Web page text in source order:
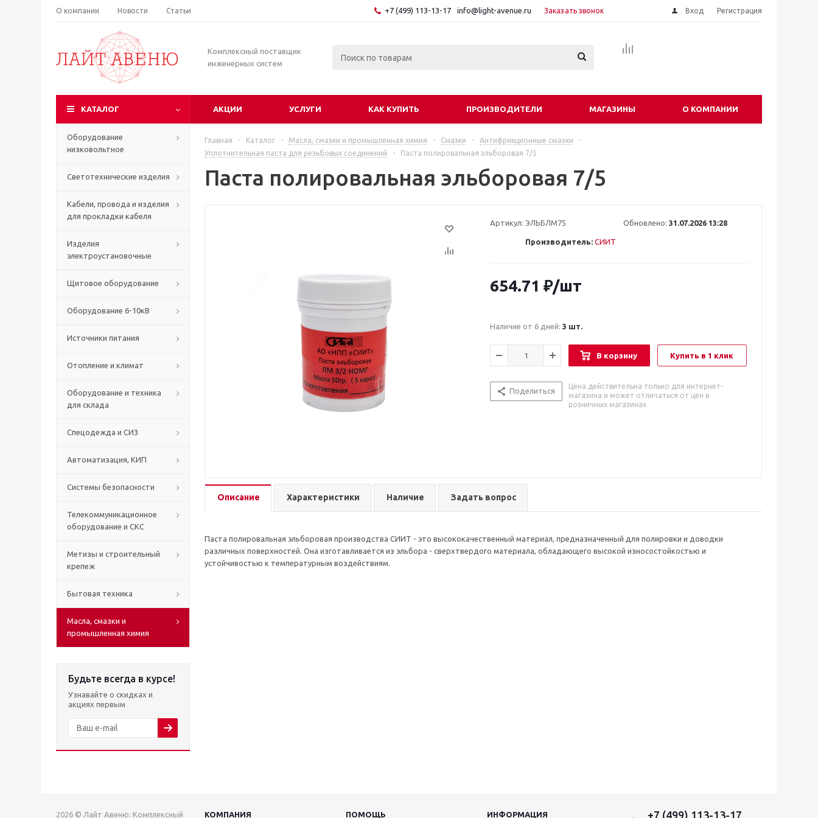
О компании Новости Статьи +7 (499) 113-13-17 info@light-avenue.ru Заказать звонок Вход Регистрация
Комплексный поставщик
инженерных систем
КАТАЛОГ АКЦИИ УСЛУГИ КАК КУПИТЬ ПРОИЗВОДИТЕЛИ МАГАЗИНЫ О КОМПАНИИ
Оборудование
низковольтное
Светотехнические изделия
Кабели, провода и изделия
для прокладки кабеля
Изделия
электроустановочные
Щитовое оборудование
Оборудование 6-10кВ
Источники питания
Отопление и климат
Оборудование и техника
для склада
Спецодежда и СИЗ
Автоматизация, КИП
Системы безопасности
Телекоммуникационное
оборудование и СКС
Метизы и строительный
крепеж
Бытовая техника
Масла, смазки и
промышленная химия
Будьте всегда в курсе!
Узнавайте о скидках и
акциях первым
Главная - Каталог - Масла, смазки и промышленная химия - Смазки - Антифрикционные смазки
-
Уплотнительная паста для резьбовых соединений
- Паста полировальная эльборовая 7/5
Паста полировальная эльборовая 7/5
Артикул: ЭЛЬБЛМ75 Обновлено: 31.07.2026 13:28
Производитель: СИИТ
654.71 ₽/шт
Наличие от 6 дней: 3 шт.
В корзину Купить в 1 клик
Поделиться
Цена действительна только для интернет-
магазина и может отличаться от цен в
розничных магазинах
Описание Характеристики Наличие Задать вопрос
Паста полировальная эльборовая производства СИИТ - это высококачественный материал, предназначенный для полировки и доводки
различных поверхностей. Она изготавливается из эльбора - сверхтвердого материала, обладающего высокой износостойкостью и
устойчивостью к температурным воздействиям.
2026 © Лайт Авеню: Комплексный КОМПАНИЯ ПОМОЩЬ ИНФОРМАЦИЯ +7 (499) 113-13-17